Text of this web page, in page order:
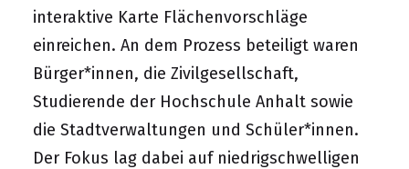
interaktive Karte Flächenvorschläge
einreichen. An dem Prozess beteiligt waren
Bürger*innen, die Zivilgesellschaft,
Studierende der Hochschule Anhalt sowie
die Stadtverwaltungen und Schüler*innen.
Der Fokus lag dabei auf niedrigschwelligen